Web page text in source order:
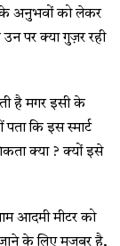
के अनुभवों को लेकर
पर क्या गुज़र रही
है मगर इसी के
कि इस स्मार्ट
क्या ? क्यों इसे
आदमी मीटर को
के लिए मजबूर है,